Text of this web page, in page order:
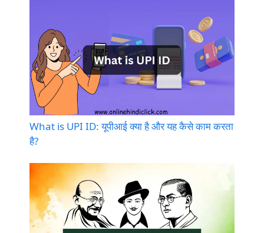
What is UPI ID: यूपीआई क्या है और यह कैसे काम करता
है?